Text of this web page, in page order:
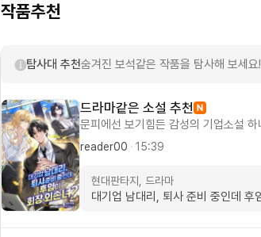
작품추천
탐사대 추천숨겨진 보석같은 작품을 탐사해 보세요!
드라마같은 소설 추천
문피에선 보기힘든 감성의 기업소설
겉으로는 항상 웃고있는 얼굴인데 속
와 로코가 같이 있어서 편하게 읽었는
습니다 . 여주가 좀 맘에 안들긴 하지
이 소설은 최소 5편이상씩 몰아보기 추
reader00 · 15:39
현대판타지, 드라마
대기업 남대리, 퇴사 준비 중인데 후